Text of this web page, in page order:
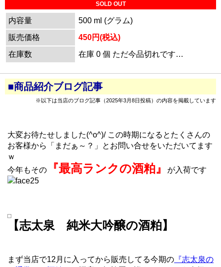
SOLD OUT
内容量
500 ml (グラム)
販売価格
450円(税込)
在庫数
在庫 0 個 ただ今品切れです…
■商品紹介ブログ記事
※以下は当店のブログ記事（2025年3月8日投稿）の内容を掲載しています
大変お待たせしました(^o^)/ この時期になるとたくさんの
お客様から「まだぁ～？」とお問い合せをいただいてます
ｗ
今年もその
『最高ランクの酒粕』 が入荷です
【志太泉 純米大吟醸の酒粕】
まず当店で12月に入ってから販売してる今期の 『志太泉の